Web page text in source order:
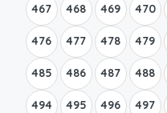
467 468 469 470
476 477 478 479
485 486 487 488
494 495 496 497